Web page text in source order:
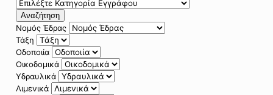
Αναζήτηση
Νομός Έδρας
Τάξη
Οδοποιία
Οικοδομικά
Υδραυλικά
Λιμενικά